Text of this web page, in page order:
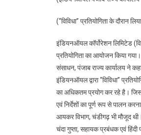
(“विविधा” प्रतियोगिता के दौरान
इंडियनऑयल कॉर्पोरेशन लिमिटेड
प्रतियोगिता का आयोजन किया
संसाधन, पंजाब राज्य कार्यालय ने
इंडियनऑयल द्वारा “विविधा”
का अधिकतम प्रयोग कर रहे है। जिसमें
एवं निर्देशों का पूर्ण रूप से पालन
आयकर विभाग, चंडीगढ़ भी मौजूद थी।
चंदा गुप्ता, सहायक प्रबंधक एवं हिंदी